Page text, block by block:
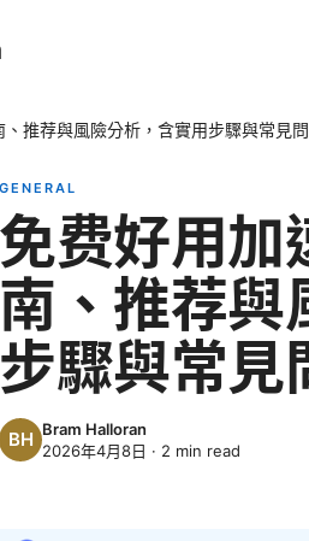
推荐與風險分析，含實用步驟與常見
GENERAL
免费好用加
南、推荐與
步驟與常見
Bram Halloran
2026年4月8日 · 2 min read